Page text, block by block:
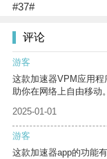
#37#
评论
游客
这款加速器VPM应用
助你在网络上自由移动。
2025-01-01
游客
这款加速器app的功能